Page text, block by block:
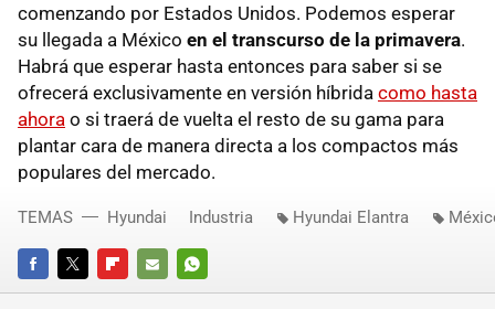
comenzando por Estados Unidos. Podemos esperar
su llegada a México en el transcurso de la primavera.
Habrá que esperar hasta entonces para saber si se
ofrecerá exclusivamente en versión híbrida como hasta
ahora o si traerá de vuelta el resto de su gama para
plantar cara de manera directa a los compactos más
populares del mercado.
FACEBOOKTWITTERFLIPBOARD
E-
WHATSAPP
TEMAS Hyundai Industria Hyundai Elantra